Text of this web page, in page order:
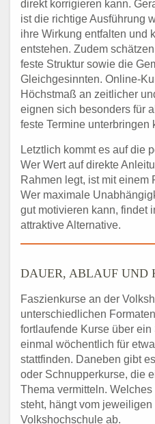
direkt korrigieren kann.
ist die richtige Ausführung
ihre Wirkung entfalten und
entstehen. Zudem
feste Struktur sowie die
Gleichgesinnten. Online-
Höchstmaß an zeitlicher
eignen sich besonders für
feste Termine unterbringen
Letztlich kommt es auf die
Wer Wert auf direkte
Rahmen legt, ist mit einem
Wer maximale
gut motivieren kann, findet
attraktive Alternative.
DAUER, ABLAUF UND
Faszienkurse an der
unterschiedlichen
fortlaufende Kurse über
einmal wöchentlich für
stattfinden. Daneben gibt
oder Schnupperkurse, die
Thema vermitteln.
steht, hängt vom
Volkshochschule ab.